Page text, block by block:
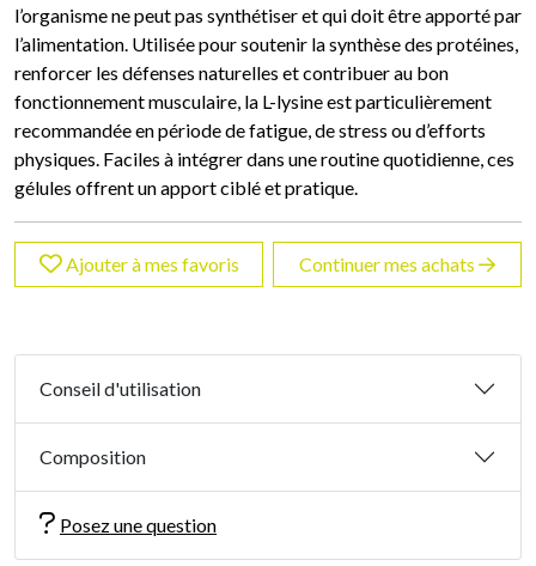
l’organisme ne peut pas synthétiser et qui doit être apporté par
l’alimentation. Utilisée pour soutenir la synthèse des protéines,
renforcer les défenses naturelles et contribuer au bon
fonctionnement musculaire, la L-lysine est particulièrement
recommandée en période de fatigue, de stress ou d’efforts
physiques. Faciles à intégrer dans une routine quotidienne, ces
gélules offrent un apport ciblé et pratique.
Ajouter à mes favoris Continuer mes achats
Conseil d'utilisation
Composition
Posez une question